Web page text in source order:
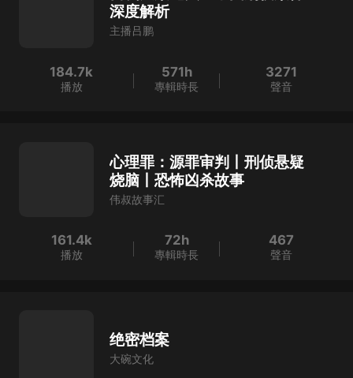
深度解析
主播吕鹏
184.7k
播放
571h
專輯時長
3271
聲音
心理罪：源罪审判丨刑侦悬疑
烧脑丨恐怖凶杀故事
伟叔故事汇
161.4k
播放
72h
專輯時長
467
聲音
绝密档案
大碗文化